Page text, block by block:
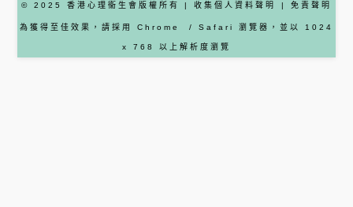
© 2025 香港心理衞生會版權所有 | 收集個人資料聲明 免責聲明
為獲得至佳效果，請採用 Chrome / Safari 瀏覽器 ，並以 1024
x 768 以上解析度瀏覽